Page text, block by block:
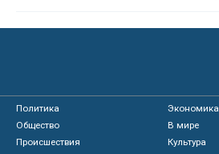
Политика
Экономика
Общество
В мире
Происшествия
Культура